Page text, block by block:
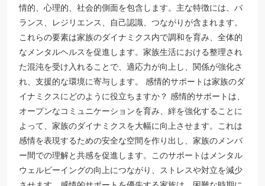
情的、心理的、社会的側面を包含します。主な特徴には、バ
ランス、レジリエンス、自己認識、つながりが含まれます。
これらの要素は家族のダイナミクス内で調和を育み、全体的
なメンタルヘルスを促進します。家族生活における整理され
た混沌を受け入れることで、適応力が向上し、関係が強化さ
れ、支援的な環境に寄与します。 感情的サポートは家族のダ
イナミクスにどのように役立ちますか？ 感情的サポートは、
オープンなコミュニケーションを育み、絆を強化することに
よって、家族のダイナミクスを大幅に向上させます。これは
感情を表現するための安全な空間を作り出し、家族のメンバ
ー間での理解と共感を促進します。このサポートはメンタル
ウェルビーイングの向上につながり、ストレスや対立を減少